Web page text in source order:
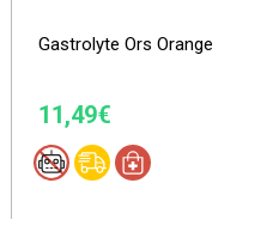
Gastrolyte Ors Orange
11,49€